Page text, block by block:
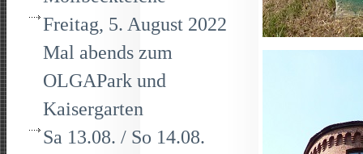
Freitag, 5. August 2022
Mal abends zum
OLGAPark und
Kaisergarten
Sa 13.08. / So 14.08.